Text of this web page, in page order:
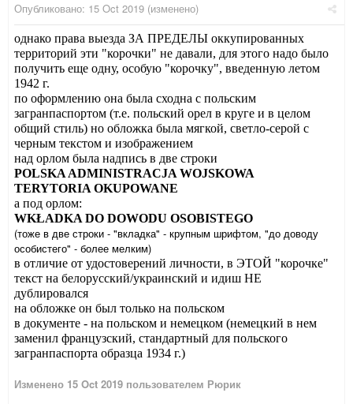
Опубликовано: 15 Oct 2019 (изменено)
однако права выезда ЗА ПРЕДЕЛЫ оккупированных
территорий эти "корочки" не давали, для этого надо было
получить еще одну, особую "корочку", введенную летом
1942 г.
по оформлению она была сходна с польским
загранпаспортом (т.е. польский орел в круге и в целом
общий стиль) но обложка была мягкой, светло-серой с
черным текстом и изображением
над орлом была надпись в две строки
POLSKA ADMINISTRACJA WOJSKOWA
TERYTORIA OKUPOWANE
а под орлом:
WKŁADKA DO DOWODU OSOBISTEGO
(тоже в две строки - "вкладка" - крупным шрифтом, "до доводу
особистего" - более мелким)
в отличие от удостоверений личности, в ЭТОЙ "корочке"
текст на белорусский/украинский и идиш НЕ
дублировался
на обложке он был только на польском
в документе - на польском и немецком (немецкий в нем
заменил французский, стандартный для польского
загранпаспорта образца 1934 г.)
Изменено 15 Oct 2019 пользователем Рюрик